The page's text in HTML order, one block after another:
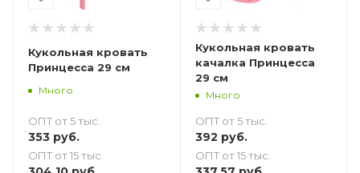
Кукольная кровать
Принцесса 29 см
Много
ОПТ от 5 тыс.
353 руб.
ОПТ от 15 тыс.
Кукольная кровать
качалка Принцесса
29 см
Много
ОПТ от 5 тыс.
392 руб.
ОПТ от 15 тыс.